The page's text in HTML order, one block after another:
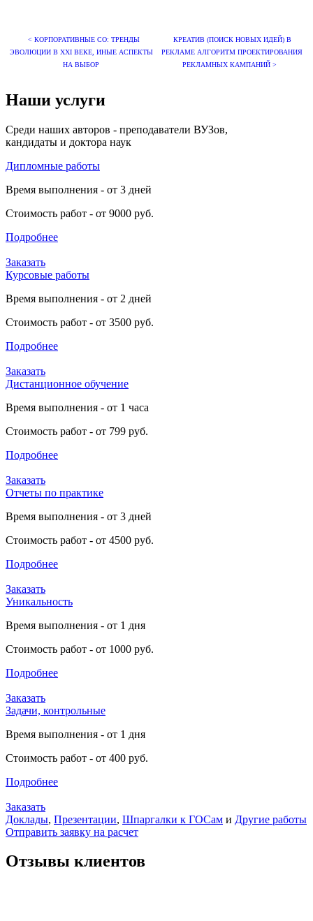
< КОРПОРАТИВНЫЕ СО: ТРЕНДЫ
ЭВОЛЮЦИИ В XXI ВЕКЕ, ИНЫЕ АСПЕКТЫ
НА ВЫБОР
КРЕАТИВ (ПОИСК НОВЫХ ИДЕЙ) В
РЕКЛАМЕ АЛГОРИТМ ПРОЕКТИРОВАНИЯ
РЕКЛАМНЫХ КАМПАНИЙ >
Наши услуги
Среди наших авторов - преподаватели ВУЗов,
кандидаты и доктора наук
Дипломные работы
Время выполнения - от 3 дней
Стоимость работ - от 9000 руб.
Подробнее
Заказать
Курсовые работы
Время выполнения - от 2 дней
Стоимость работ - от 3500 руб.
Подробнее
Заказать
Дистанционное обучение
Время выполнения - от 1 часа
Стоимость работ - от 799 руб.
Подробнее
Заказать
Отчеты по практике
Время выполнения - от 3 дней
Стоимость работ - от 4500 руб.
Подробнее
Заказать
Уникальность
Время выполнения - от 1 дня
Стоимость работ - от 1000 руб.
Подробнее
Заказать
Задачи, контрольные
Время выполнения - от 1 дня
Стоимость работ - от 400 руб.
Подробнее
Заказать
Доклады, Презентации, Шпаргалки к ГОСам и Другие работы
Отправить заявку на расчет
Отзывы клиентов